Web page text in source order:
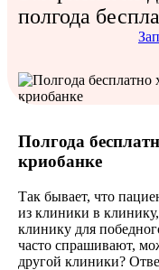
полгода
Полгода
криобанке
Так бывает, что
из клиники в
клинику для
часто спрашивают,
другой клиники?